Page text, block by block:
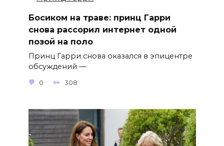
Босиком на траве: принц Гарри
снова рассорил интернет одной
позой на поло
Принц Гарри снова оказался в эпицентре
обсуждений —
0 308